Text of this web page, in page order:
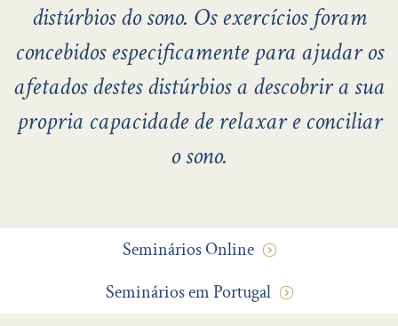
distúrbios do sono. Os exercícios foram
concebidos especificamente para ajudar os
afetados destes distúrbios a descobrir a sua
propria capacidade de relaxar e conciliar
o sono.
Seminários Online
Seminários em Portugal